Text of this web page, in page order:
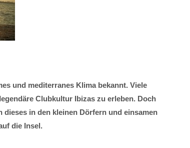
und mediterranes Klima bekannt. Viele
Clubkultur Ibizas zu erleben. Doch
in den kleinen Dörfern und einsamen
die Insel.